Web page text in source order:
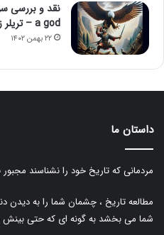
a god – تریلر زیرنویس فارسی
۲۲ بهمن ۱۴۰۲
داستان ما
مردمانی که تاریخ خود را نشناسند
مطالعه تاریخ ، چشمان شما را به دیدن
شما می بخشد به گونه ای که حتی بینش